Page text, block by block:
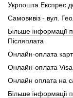
Укрпошта Експрес
Самовивіз - вул.
Більше інформації
Післяплата
Онлайн-оплата
Онлайн-оплата
Онлайн оплата на
Більше інформації